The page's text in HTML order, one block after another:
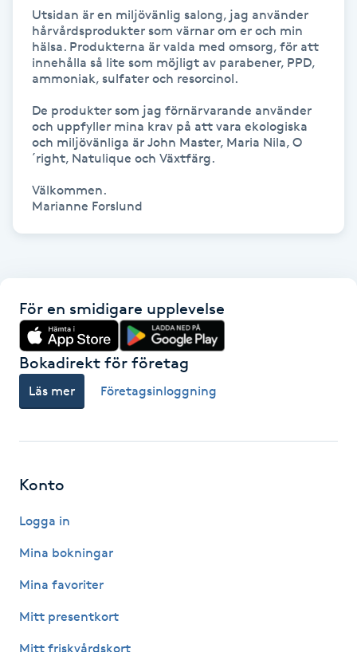
Gua Sha-massage
Hatha Yoga
Headspa
Healing
Herrklippning
Hot Stone Massage
Hot yoga
Hudvård
Utsidan är en miljövänlig salong, jag använder
hårvårdsprodukter som värnar om er och min
hälsa. Produkterna är valda med omsorg, för att
innehålla så lite som möjligt av parabener, PPD,
ammoniak, sulfater och resorcinol.
De produkter som jag förnärvarande använder
och uppfyller mina krav på att vara ekologiska
och miljövänliga är John Master, Maria Nila, O
´right, Natulique och Växtfärg.
Välkommen.
För en smidigare upplevelse
Bokadirekt för företag
Läs mer Företagsinloggning
Konto
Logga in
Mina bokningar
Mina favoriter
Mitt presentkort
Mitt friskvårdskort